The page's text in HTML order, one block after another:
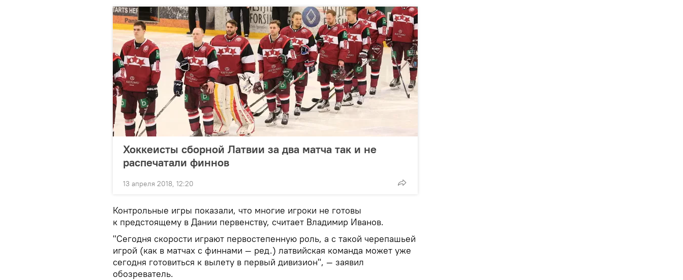
Хоккеисты сборной Латвии за два матча так и не
распечатали финнов
13 апреля 2018, 12:20
Контрольные игры показали, что многие игроки не готовы
к предстоящему в Дании первенству, считает Владимир Иванов.
"Сегодня скорости играют первостепенную роль, а с такой черепашьей
игрой (как в матчах с финнами — ред.) латвийская команда может уже
сегодня готовиться к вылету в первый дивизион", — заявил
обозреватель.